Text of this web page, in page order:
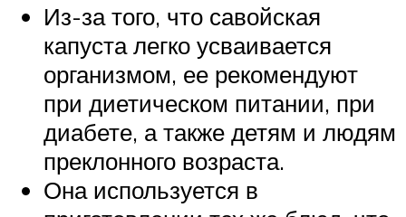
Из-за того, что савойская
капуста легко усваивается
организмом, ее рекомендуют
при диетическом питании, при
диабете, а также детям и людям
преклонного возраста.
Она используется в